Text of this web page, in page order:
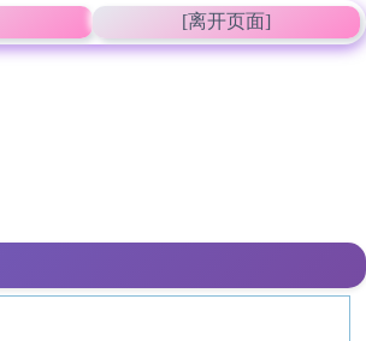
[离开页面]